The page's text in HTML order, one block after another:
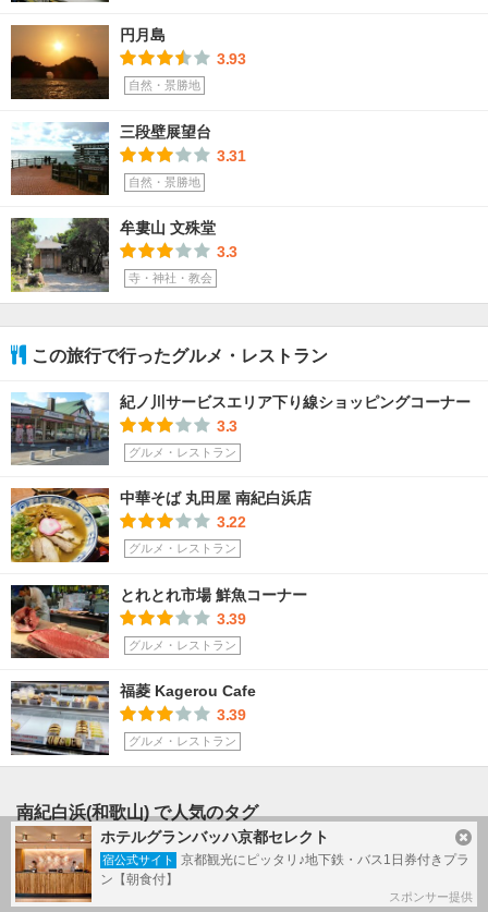
円月島
3.93
自然・景勝地
三段壁展望台
3.31
自然・景勝地
牟婁山 文殊堂
3.3
寺・神社・教会
この旅行で行ったグルメ・レストラン
紀ノ川サービスエリア下り線ショッピングコーナー
3.3
グルメ・レストラン
中華そば 丸田屋 南紀白浜店
3.22
グルメ・レストラン
とれとれ市場 鮮魚コーナー
3.39
グルメ・レストラン
福菱 Kagerou Cafe
3.39
グルメ・レストラン
南紀白浜(和歌山) で人気のタグ
#南紀白浜 #白良浜 # 白浜温泉 # とれとれ市場
# 千畳敷 三段壁 グルメ
ホテルグランバッハ京都セレクト
宿公式サイト
京都観光にピッタリ♪地下鉄・バス1日券付きプラ
ン【朝食付】
スポンサー提供